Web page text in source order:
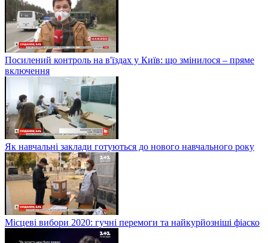
Посилений контроль на в'їздах у Київ: що змінилося – пряме
включення
Як навчальні заклади готуються до нового навчального року
Місцеві вибори 2020: гучні перемоги та найкурйозніші фіаско